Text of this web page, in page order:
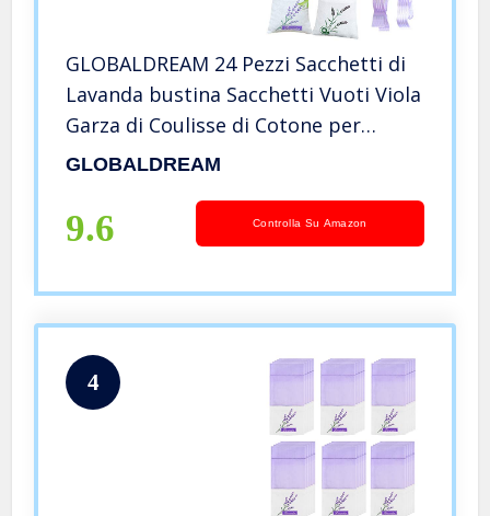
GLOBALDREAM 24 Pezzi Sacchetti di
Lavanda bustina Sacchetti Vuoti Viola
Garza di Coulisse di Cotone per
Lavanda, spezie ed Erbe
GLOBALDREAM
9.6 Controlla Su Amazon
4